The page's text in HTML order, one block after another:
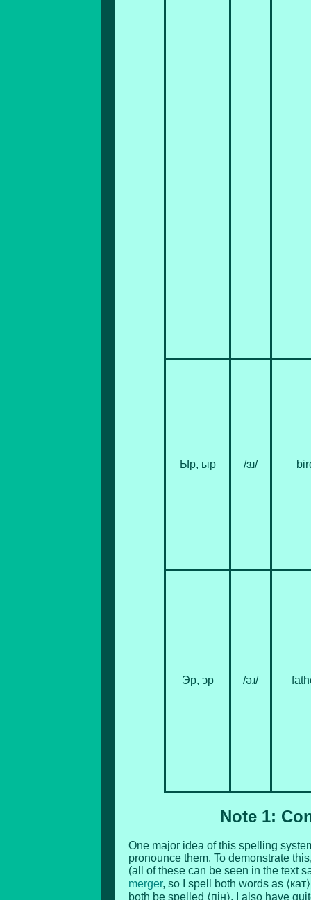
Ыр, ыр /ɜɹ/ bir
Эр, эр /əɹ/ fath
Note 1:
One major idea of this spelling
pronounce them. To demonstrate
(all of these can be seen in the text
merger, so I spell both words as
both be spelled ⟨пін⟩. I also have